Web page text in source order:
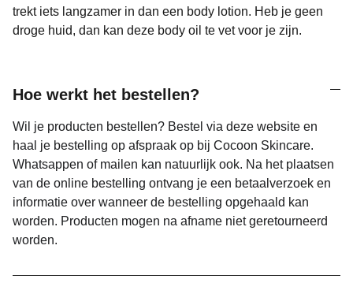
trekt iets langzamer in dan een body lotion. Heb je geen
droge huid, dan kan deze body oil te vet voor je zijn.
Hoe werkt het bestellen?
Wil je producten bestellen? Bestel via deze website en
haal je bestelling op afspraak op bij Cocoon Skincare.
Whatsappen of mailen kan natuurlijk ook. Na het plaatsen
van de online bestelling ontvang je een betaalverzoek en
informatie over wanneer de bestelling opgehaald kan
worden. Producten mogen na afname niet geretourneerd
worden.